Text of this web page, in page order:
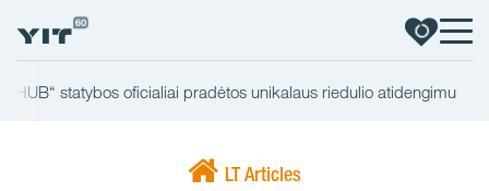
HUB“ statybos oficialiai pradėtos unikalaus riedulio atidengimu
LT Articles